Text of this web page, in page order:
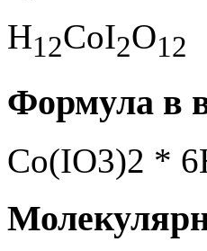
H12CoI2O12
Формула в
Co(IO3)2 *